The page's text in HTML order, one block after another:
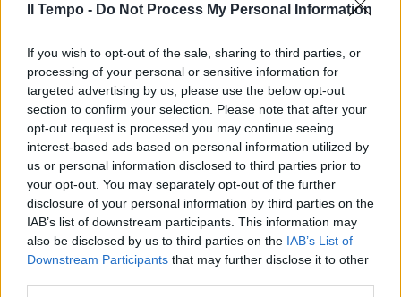
Il Tempo - Do Not Process My Personal Information
If you wish to opt-out of the sale, sharing to third parties, or
processing of your personal or sensitive information for
targeted advertising by us, please use the below opt-out
section to confirm your selection. Please note that after your
opt-out request is processed you may continue seeing
interest-based ads based on personal information utilized by
us or personal information disclosed to third parties prior to
your opt-out. You may separately opt-out of the further
disclosure of your personal information by third parties on the
IAB’s list of downstream participants. This information may
also be disclosed by us to third parties on the IAB’s List of
Downstream Participants that may further disclose it to other